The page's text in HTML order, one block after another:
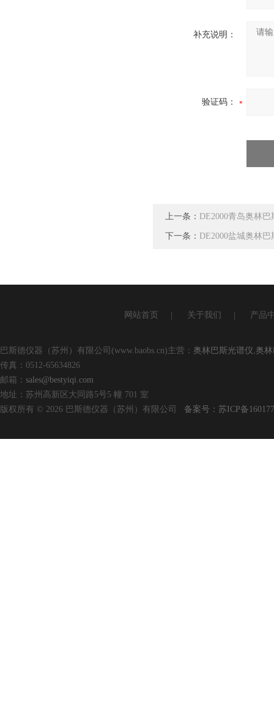
补充说明：
验证码：
上一条： DE2000青岛奥林
下一条： DE2000盐城奥林
网站首页 关于我们 产品
巴斯德仪器（苏州）有限公司(www.baobs.cn)主营： 奥林巴斯光谱仪,奥
传真：0512-65634826
邮箱： sales@bestyiqi.com
地址：苏州高新区大同路5号5 幢 701 室
版权所有 © 2026 巴斯德仪器（苏州）有限公司 备案号：苏ICP备